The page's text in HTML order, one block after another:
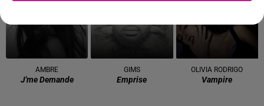
AMBRE
J'me Demande
GIMS
Emprise
OLIVIA RODRIGO
Vampire